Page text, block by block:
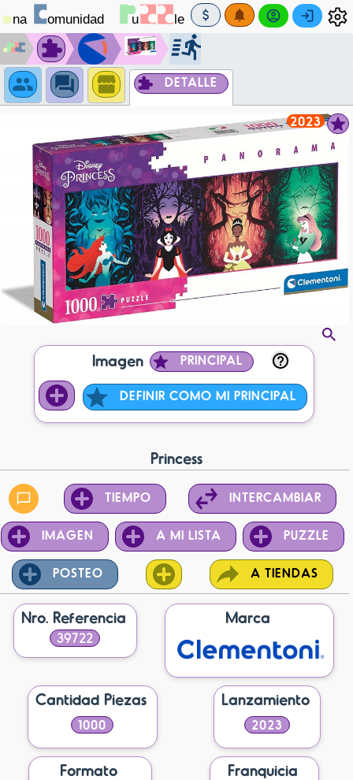
DETALLE
2023
Imagen PRINCIPAL
DEFINIR COMO MI PRINCIPAL
Princess
TIEMPO INTERCAMBIAR
IMAGEN A MI LISTA PUZZLE
POSTEO A TIENDAS
Nro. Referencia
39722
Marca
Cantidad Piezas
1000
Lanzamiento
2023
Formato Franquicia